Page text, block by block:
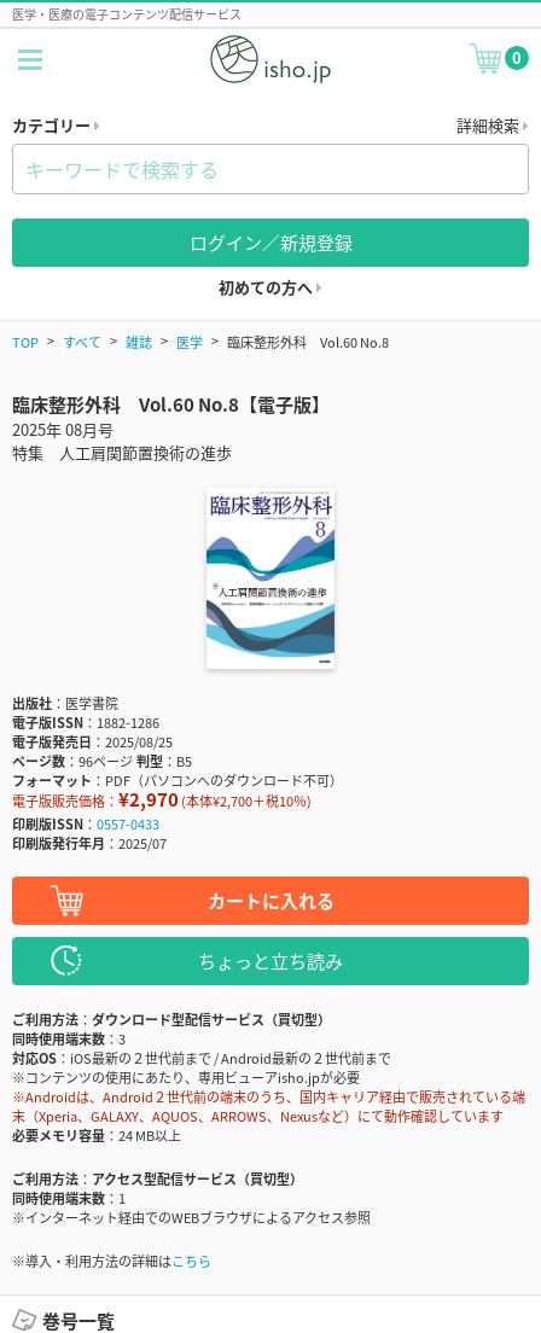
医学・医療の電子コンテンツ配信サービス
0
カテゴリー 詳細検索
ログイン／新規登録
初めての方へ
TOP すべて 雑誌 医学 臨床整形外科 Vol.60 No.8
臨床整形外科 Vol.60 No.8【電子版】
2025年 08月号
特集 人工肩関節置換術の進歩
出版社
医学書院
電子版ISSN
1882-1286
電子版発売日
2025/08/25
ページ数
96ページ判型
B5
フォーマット
PDF（パソコンへのダウンロード不可）
電子版販売価格： ¥2,970(本体¥2,700＋税10％)
印刷版ISSN
0557-0433
印刷版発行年月
2025/07
カートに入れる
ちょっと立ち読み
ご利用方法
ダウンロード型配信サービス（買切型）
同時使用端末数
3
対応OS
iOS最新の２世代前まで / Android最新の２世代前まで
※コンテンツの使用にあたり、専用ビューアisho.jpが必要
※Androidは、Android２世代前の端末のうち、国内キャリア経由で販売されている端
末（Xperia、GALAXY、AQUOS、ARROWS、Nexusなど）にて動作確認しています
必要メモリ容量
24 MB以上
ご利用方法
アクセス型配信サービス（買切型）
同時使用端末数
1
※インターネット経由でのWEBブラウザによるアクセス参照
※導入・利用方法の詳細はこちら
巻号一覧